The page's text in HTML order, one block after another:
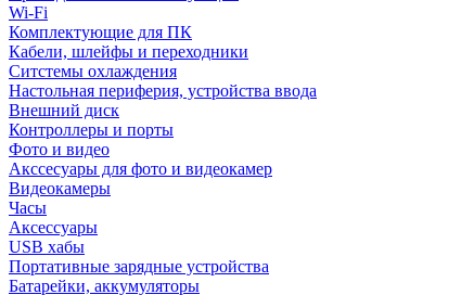
Wi-Fi
Комплектующие для ПК
Кабели, шлейфы и переходники
Ситстемы охлаждения
Настольная периферия, устройства ввода
Внешний диск
Контроллеры и порты
Фото и видео
Акссесуары для фото и видеокамер
Видеокамеры
Часы
Аксессуары
USB хабы
Портативные зарядные устройства
Батарейки, аккумуляторы